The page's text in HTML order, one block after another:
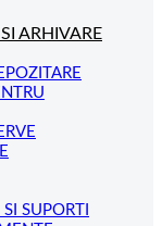
ARHIVARE
SUPORTI